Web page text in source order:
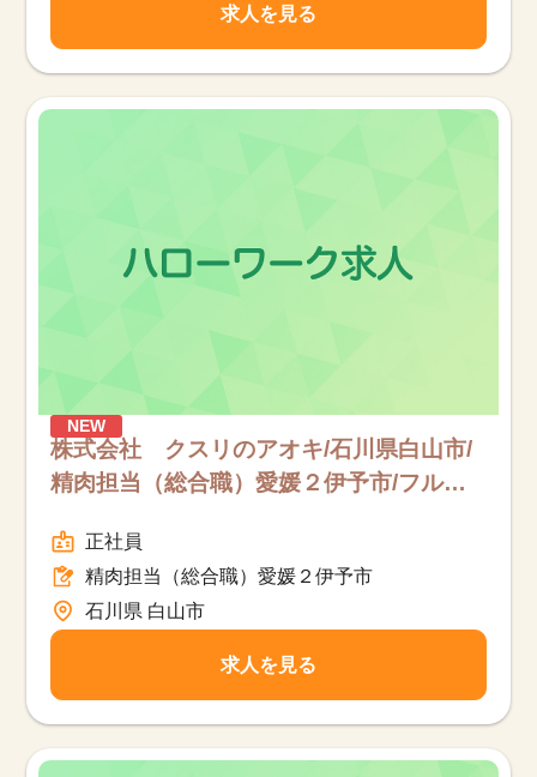
求人を見る
NEW
株式会社 クスリのアオキ/石川県白山市/
精肉担当（総合職）愛媛２伊予市/フルタ
正社員
精肉担当（総合職）愛媛２伊予市
石川県 白山市
求人を見る